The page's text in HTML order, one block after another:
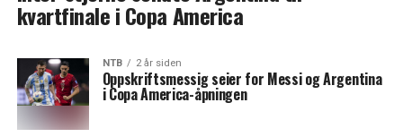
kvartfinale i Copa America
NTB 2 år siden
Oppskriftsmessig seier for Messi og Argentina
i Copa America-åpningen